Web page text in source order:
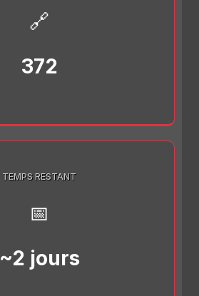
🔗
372
TEMPS RESTANT
📅
~2 jours